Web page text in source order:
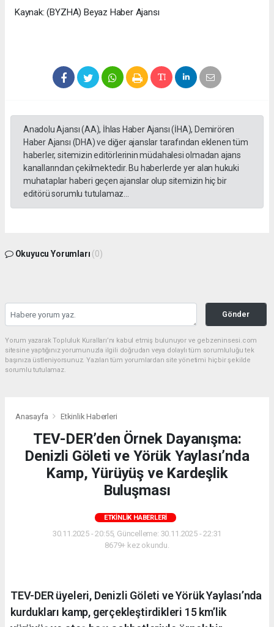
Kaynak: (BYZHA) Beyaz Haber Ajansı
Anadolu Ajansı (AA), İhlas Haber Ajansı (İHA), Demirören
Haber Ajansı (DHA) ve diğer ajanslar tarafından eklenen tüm
haberler, sitemizin editörlerinin müdahalesi olmadan ajans
kanallarından çekilmektedir. Bu haberlerde yer alan hukuki
muhataplar haberi geçen ajanslar olup sitemizin hiç bir
editörü sorumlu tutulamaz...
Okuyucu Yorumları (0)
Gönder
Yorum yazarak Topluluk Kuralları’nı kabul etmiş bulunuyor ve gebzeninsesi.com
sitesine yaptığınız yorumunuzla ilgili doğrudan veya dolaylı tüm sorumluluğu tek
başınıza üstleniyorsunuz. Yazılan tüm yorumlardan site yönetimi hiçbir şekilde
sorumlu tutulamaz.
Anasayfa Etkinlik Haberleri
TEV-DER’den Örnek Dayanışma:
Denizli Göleti ve Yörük Yaylası’nda
Kamp, Yürüyüş ve Kardeşlik
Buluşması
ETKINLIK HABERLERI
30.11.2025 - 20:55, Güncelleme: 30.11.2025 - 22:31
8679+ kez okundu.
TEV-DER üyeleri, Denizli Göleti ve Yörük Yaylası’nda
kurdukları kamp, gerçekleştirdikleri 15 km’lik